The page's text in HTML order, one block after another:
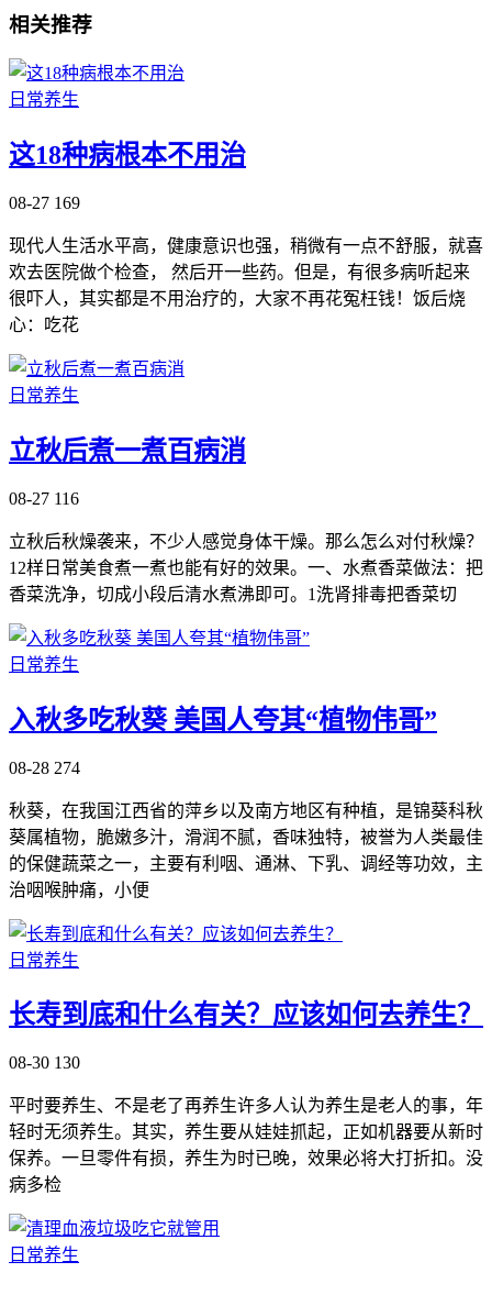
相关推荐
日常养生
这18种病根本不用治
08-27 169
现代人生活水平高，健康意识也强，稍微有一点不舒服，就喜
欢去医院做个检查， 然后开一些药。但是，有很多病听起来
很吓人，其实都是不用治疗的，大家不再花冤枉钱！饭后烧
心：吃花
日常养生
立秋后煮一煮百病消
08-27 116
立秋后秋燥袭来，不少人感觉身体干燥。那么怎么对付秋燥？
12样日常美食煮一煮也能有好的效果。一、水煮香菜做法：把
香菜洗净，切成小段后清水煮沸即可。1洗肾排毒把香菜切
日常养生
入秋多吃秋葵 美国人夸其“植物伟哥”
08-28 274
秋葵，在我国江西省的萍乡以及南方地区有种植，是锦葵科秋
葵属植物，脆嫩多汁，滑润不腻，香味独特，被誉为人类最佳
的保健蔬菜之一，主要有利咽、通淋、下乳、调经等功效，主
治咽喉肿痛，小便
日常养生
长寿到底和什么有关？应该如何去养生？
08-30 130
平时要养生、不是老了再养生许多人认为养生是老人的事，年
轻时无须养生。其实，养生要从娃娃抓起，正如机器要从新时
保养。一旦零件有损，养生为时已晚，效果必将大打折扣。没
病多检
日常养生